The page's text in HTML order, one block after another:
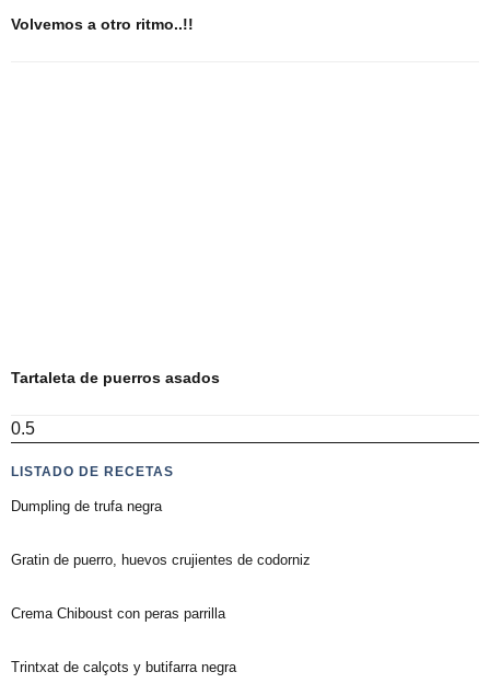
Volvemos a otro ritmo..!!
Tartaleta de puerros asados
LISTADO DE RECETAS
Dumpling de trufa negra
Gratin de puerro, huevos crujientes de codorniz
Crema Chiboust con peras parrilla
Trintxat de calçots y butifarra negra